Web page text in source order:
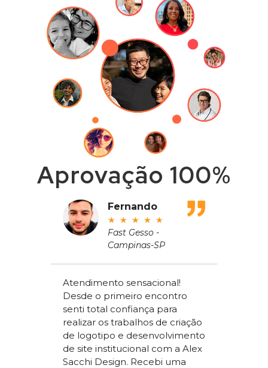
Aprovação 100%
Fernando
★ ★ ★ ★ ★
Fast Gesso -
Campinas-SP
Atendimento sensacional!
Desde o primeiro encontro
senti total confiança para
realizar os trabalhos de criação
de logotipo e desenvolvimento
de site institucional com a Alex
Sacchi Design. Recebi uma